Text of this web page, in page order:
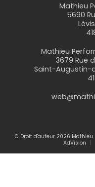
Mathieu
5690
Mathieu
3679 Rue
Saint-Augustin-
© Droit d'auteur 2026 Mathieu
AdVision